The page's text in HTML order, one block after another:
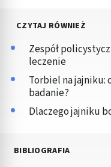
CZYTAJ RÓWNIEŻ
Zespół
leczenie
Torbiel na jajniku:
badanie?
Dlaczego jajniku
BIBLIOGRAFIA